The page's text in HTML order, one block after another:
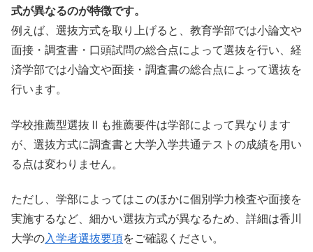
式が異なるのが特徴です。
例えば、選抜方式を取り上げると、教育学部では小論文や
面接・調査書・口頭試問の総合点によって選抜を行い、経
済学部では小論文や面接・調査書の総合点によって選抜を
行います。
学校推薦型選抜Ⅱも推薦要件は学部によって異なります
が、選抜方式に調査書と大学入学共通テストの成績を用い
る点は変わりません。
ただし、学部によってはこのほかに個別学力検査や面接を
実施するなど、細かい選抜方式が異なるため、詳細は香川
大学の入学者選抜要項をご確認ください。